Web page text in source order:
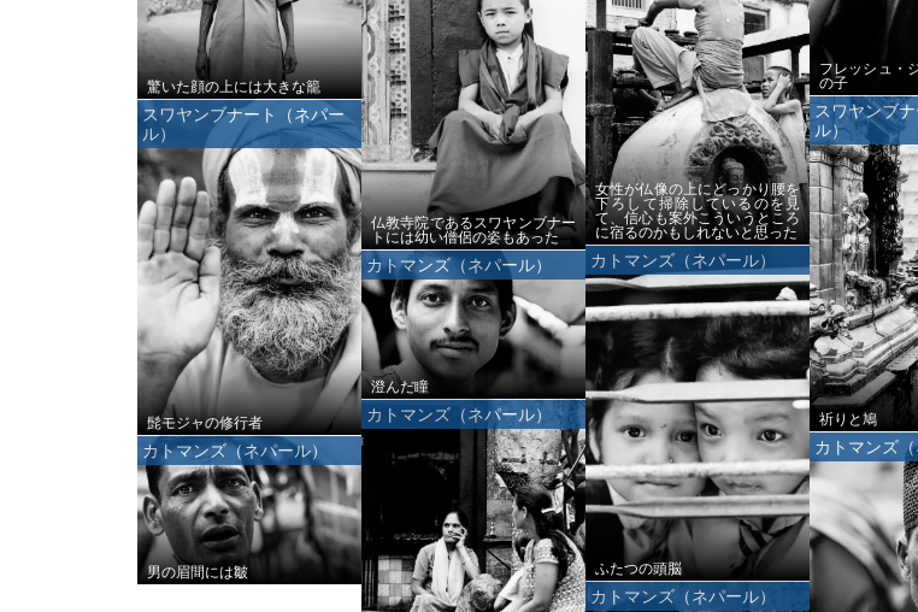
フレッシュ・
の子
驚いた顔の上には大きな籠
女性が仏像の上にどっかり腰を
下ろして掃除しているのを見
て、信心も案外こういうところ
に宿るのかもしれないと思った
仏教寺院であるスワヤンブナー
トには幼い僧侶の姿もあった
スワヤンブ
ル）
祈りと鳩
スワヤンブナート（ネパー
ル）
髭モジャの修行者
カトマンズ（ネパール）
ふたつの頭脳
カトマンズ（ネパール）
澄んだ瞳
カトマンズ（ネパール）
カトマンズ（
カトマンズ（ネパール）
男の眉間には皺
カトマンズ（ネパール）